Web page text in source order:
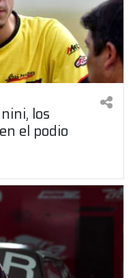
los
el podio